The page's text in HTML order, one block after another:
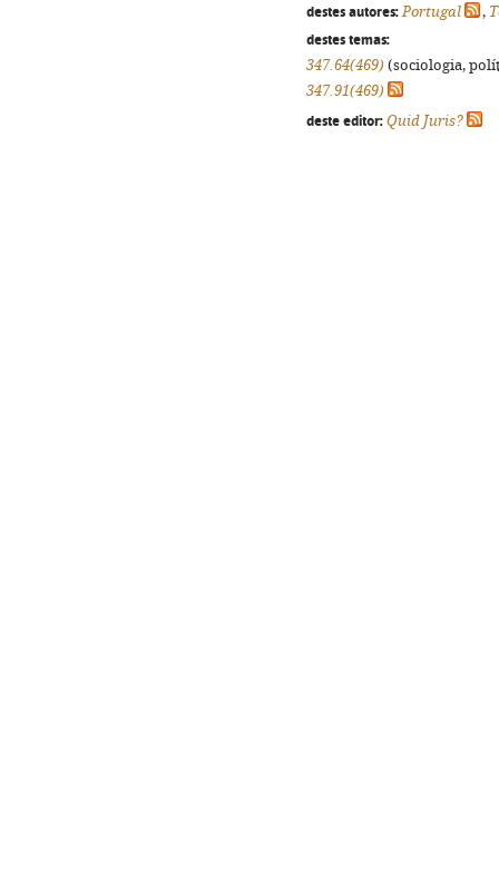
destes autores: Portugal ,
destes temas:
347.64(469) (sociologia,
347.91(469)
deste editor: Quid Juris?